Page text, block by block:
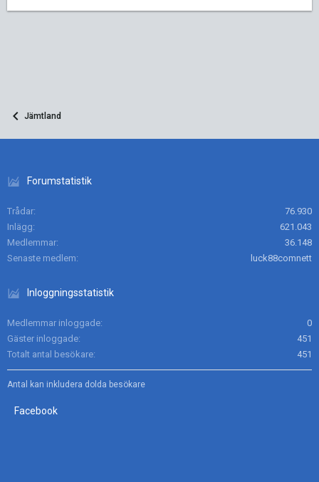
Jämtland
Forumstatistik
Trådar
76.930
Inlägg
621.043
Medlemmar
36.148
Senaste medlem
luck88comnett
Inloggningsstatistik
Medlemmar inloggade
0
Gäster inloggade
451
Totalt antal besökare
451
Antal kan inkludera dolda besökare
Facebook